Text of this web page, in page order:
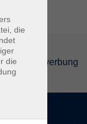
Bewerbung
die
die